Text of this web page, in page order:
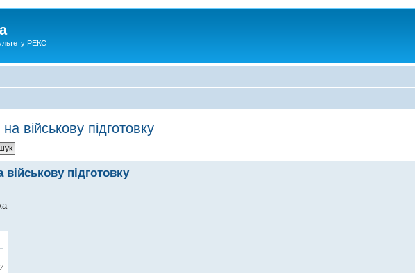
РЕКС
військову підготовку
підготовку